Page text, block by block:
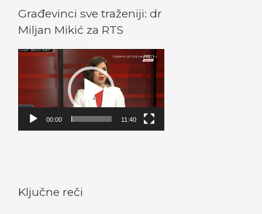
Građevinci sve traženiji: dr
Miljan Mikić za RTS
V
d
e
e
00:00 11:40
Ključne reči